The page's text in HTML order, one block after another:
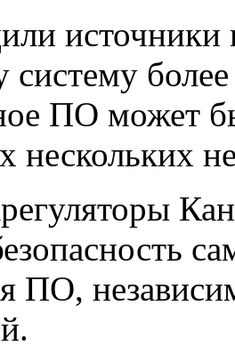
источники
систему
ПО может
нескольких
ПО,